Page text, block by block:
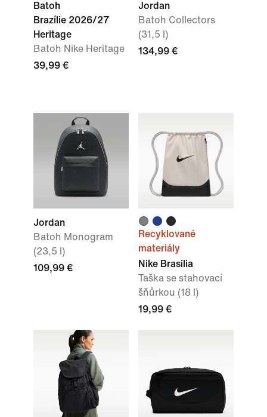
Batoh
Brazílie 2026/27
Heritage
Batoh Nike Heritage
39,99 €
Jordan
Batoh Collectors
(31,5 l)
134,99 €
Jordan
Batoh Monogram
(23,5 l)
109,99 €
Recyklované
materiály
Nike Brasilia
Taška se stahovací
šňůrkou (18 l)
19,99 €